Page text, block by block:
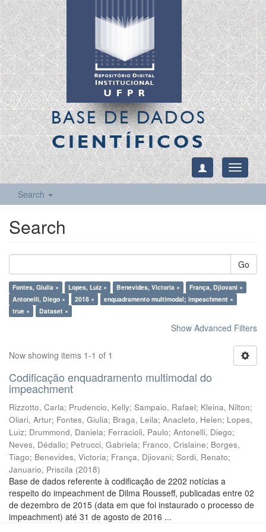
BASE DE DADOS
CIENTÍFICOS
Toggle
Search
Search
Go
Fontes, Giulia × Lopes, Luiz × Benevides, Victoria ×
França, Djiovani ×
Antonelli, Diego ×
2018 ×
enquadramento multimodal; impeachment ×
true ×
Dataset ×
Show Advanced Filters
Now showing items 1-1 of 1
Codificação enquadramento multimodal do
impeachment
Rizzotto, Carla; Prudencio, Kelly; Sampaio, Rafael; Kleina, Nilton;
Oliari, Artur; Fontes, Giulia; Braga, Leila; Anacleto, Helen; Lopes,
Luiz; Drummond, Daniela; Ferracioli, Paulo; Antonelli, Diego;
Neves, Dédallo; Petrucci, Gabriela; Franco, Crislaine; Borges,
Tiago; Benevides, Victoria; França, Djiovani; Sordi, Renato;
Januario, Priscila (2018)
Base de dados referente à codificação de 2202 notícias a
respeito do impeachment de Dilma Rousseff, publicadas entre 02
de dezembro de 2015 (data em que foi instaurado o processo de
impeachment) até 31 de agosto de 2016 ...